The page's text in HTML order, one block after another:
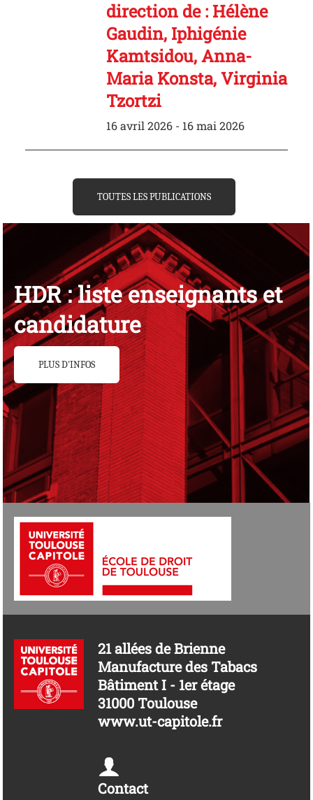
direction de : Hélène
Gaudin, Iphigénie
Kamtsidou, Anna-
Maria Konsta, Virginia
Tzortzi
16 avril 2026 - 16 mai 2026
TOUTES LES PUBLICATIONS
HDR : liste enseignants et
candidature
PLUS D'INFOS
21 allées de Brienne
Manufacture des Tabacs
Bâtiment I - 1er étage
31000 Toulouse
www.ut-capitole.fr
Contact